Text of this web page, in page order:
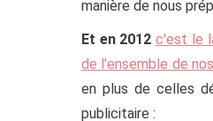
manière de nous
Et en 2012 c'est le
de l'ensemble de
en plus de celles
publicitaire :